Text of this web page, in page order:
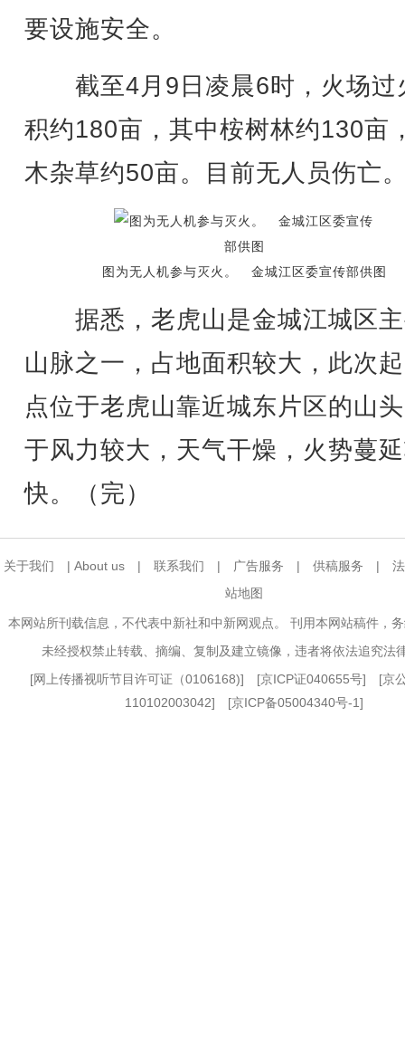
要设施安全。
截至4月9日凌晨6时，火场过
积约180亩，其中桉树林约130亩
木杂草约50亩。目前无人员伤亡
图为无人机参与灭火。 金城江区委宣传部供图
据悉，老虎山是金城江城区
山脉之一，占地面积较大，此次
点位于老虎山靠近城东片区的山
于风力较大，天气干燥，火势蔓
快。（完）
关于我们 | About us | 联系我们 | 广告服务 | 供稿服务 |
站地图
本网站所刊载信息，不代表中新社和中新网观点。 刊用本网站稿件，
未经授权禁止转载、摘编、复制及建立镜像，违者将依法追究法
[网上传播视听节目许可证（0106168)] [京ICP证040655号] [京
110102003042] [京ICP备05004340号-1]